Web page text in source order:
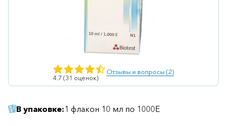
Гепатопротекторы
4.7 (31 оценок)
Отзывы и вопросы (2)
В упаковке:1 флакон 10 мл по 1000Е